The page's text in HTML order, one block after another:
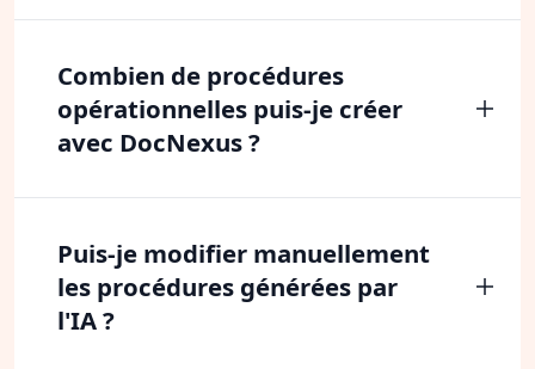
Combien de procédures
opérationnelles puis-je créer
avec DocNexus ?
Puis-je modifier manuellement
les procédures générées par
l'IA ?